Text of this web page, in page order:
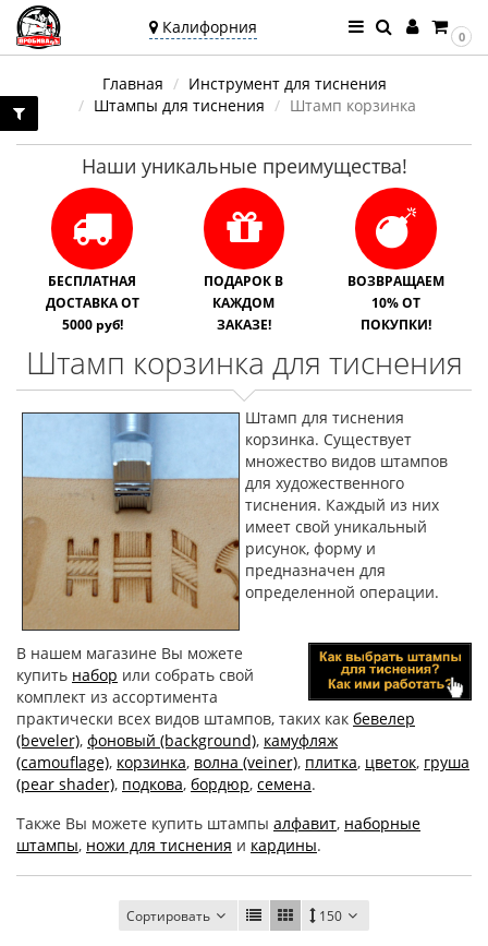
Калифорния
Калифорния
Угадали?
0
Главная
Инструмент для тиснения
Штампы для тиснения
Штамп корзинка
Наши уникальные преимущества!
БЕСПЛАТНАЯ
ДОСТАВКА ОТ
5000 руб!
ПОДАРОК В
КАЖДОМ
ЗАКАЗЕ!
ВОЗВРАЩАЕМ
10% ОТ
ПОКУПКИ!
Штамп корзинка для тиснения
Штамп для тиснения
корзинка. Существует
множество видов штампов
для художественного
тиснения. Каждый из них
имеет свой уникальный
рисунок, форму и
предназначен для
определенной операции.
В нашем магазине Вы можете
купить набор или собрать свой
комплект из ассортимента
практически всех видов штампов, таких как бевелер
(beveler), фоновый (background), камуфляж
(camouflage), корзинка, волна (veiner), плитка, цветок, груша
(pear shader), подкова, бордюр, семена.
Также Вы можете купить штампы алфавит, наборные
штампы, ножи для тиснения и кардины.
Сортировать 150